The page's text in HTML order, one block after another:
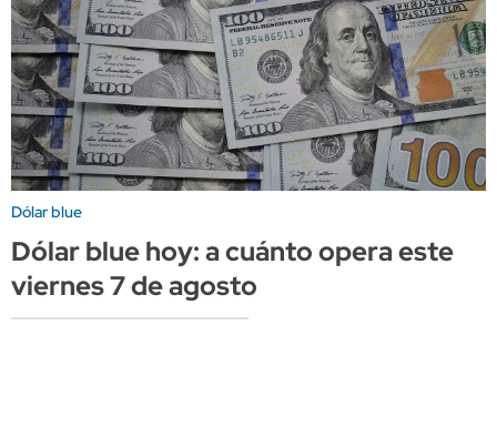
Dólar blue
Dólar blue hoy: a cuánto opera este
viernes 7 de agosto